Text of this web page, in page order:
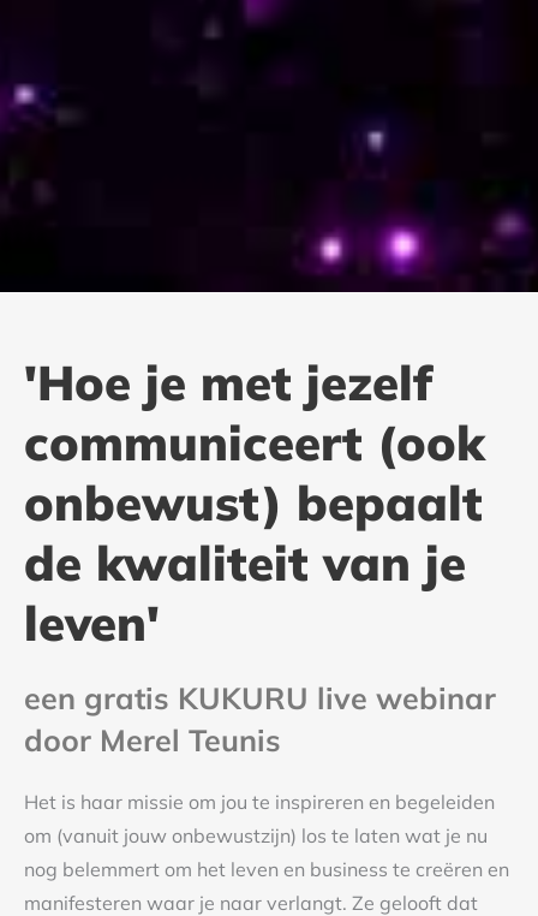
'Hoe je met jezelf
communiceert (ook
onbewust) bepaalt
de kwaliteit van je
leven'
een gratis KUKURU live webinar
door Merel Teunis
Het is haar missie om jou te inspireren en begeleiden
om (vanuit jouw onbewustzijn) los te laten wat je nu
nog belemmert om het leven en business te creëren en
manifesteren waar je naar verlangt. Ze gelooft dat